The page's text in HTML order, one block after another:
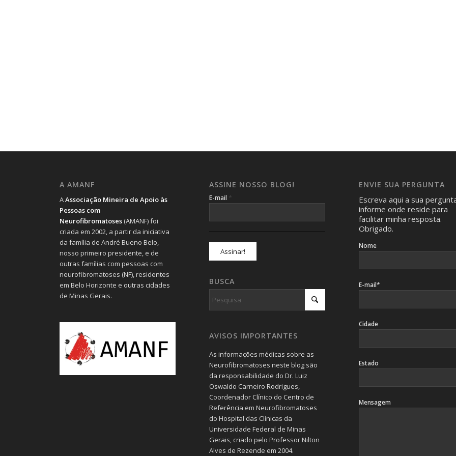
A AMANF
AAssociação Mineira de Apoio às
Pessoas com
Neurofibromatoses (AMANF) foi
criada em 2002, a partir da iniciativa
da família de André Bueno Belo,
nosso primeiro presidente, e de
outras famílias com pessoas com
neurofibromatoses (NF), residentes
em Belo Horizonte e outras cidades
de Minas Gerais.
ASSINE NOSSO BLOG!
E-mail *
BUSCA
AVISOS IMPORTANTES
As informações médicas sobre as
Neurofibromatoses neste blog são
da responsabilidade do Dr. Luiz
Oswaldo Carneiro Rodrigues,
Coordenador Clínico do Centro de
Referência em Neurofibromatoses
do Hospital das Clínicas da
Universidade Federal de Minas
Gerais, criado pelo Professor Nilton
Alves de Rezende em 2004.
ENVIE SUA PERGUNTA
Escreva aqui a sua
informe onde reside para
facilitar minha resposta.
Obrigado.
Nome
E-mail*
Cidade
Estado
Mensagem